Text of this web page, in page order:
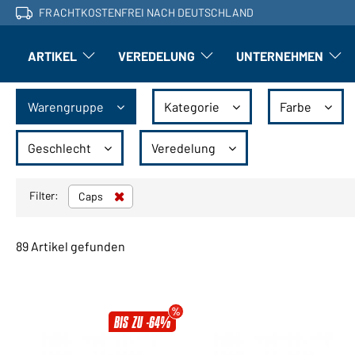
FRACHTKOSTENFREI NACH DEUTSCHLAND
ARTIKEL Artikel: Untermenü öffnen
VEREDELUNG Veredelung: Untermenü öffnen
UNTERNEHMEN
Warengruppe Kategorie Farbe
Geschlecht Veredelung
Filter: Caps
89 Artikel gefunden
BIS ZU -64%